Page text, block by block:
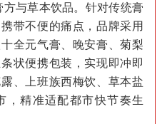
与草本饮品。针对传统膏
带不便的痛点，品牌采用
全元气膏、晚安膏、菊梨
状便携包装，实现即冲即
、上班族西梅饮、草本盐
，精准适配都市快节奏生